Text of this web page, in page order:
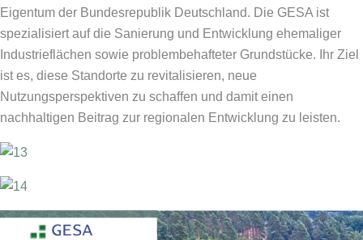
Eigentum der Bundesrepublik Deutschland. Die GESA ist
spezialisiert auf die Sanierung und Entwicklung ehemaliger
Industrieflächen sowie problembehafteter Grundstücke. Ihr Ziel
ist es, diese Standorte zu revitalisieren, neue
Nutzungsperspektiven zu schaffen und damit einen
nachhaltigen Beitrag zur regionalen Entwicklung zu leisten.